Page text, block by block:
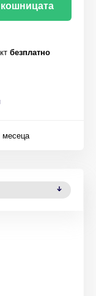
безплатно
месеца